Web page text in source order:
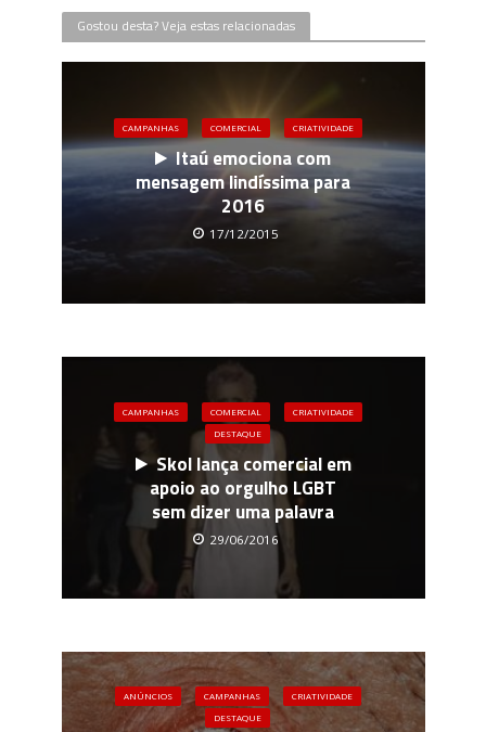
Gostou desta? Veja estas relacionadas
CAMPANHAS COMERCIAL CRIATIVIDADE
Itaú emociona com
mensagem lindíssima para
2016
17/12/2015
CAMPANHAS COMERCIAL
CRIATIVIDADE
DESTAQUE
Skol lança comercial em
apoio ao orgulho LGBT
sem dizer uma palavra
29/06/2016
ANÚNCIOS CAMPANHAS
CRIATIVIDADE
DESTAQUE